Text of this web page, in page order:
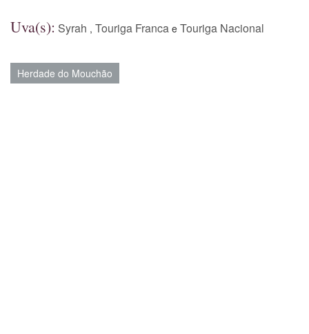
Uva(s): Syrah , Touriga Franca e Touriga Nacional
Herdade do Mouchão